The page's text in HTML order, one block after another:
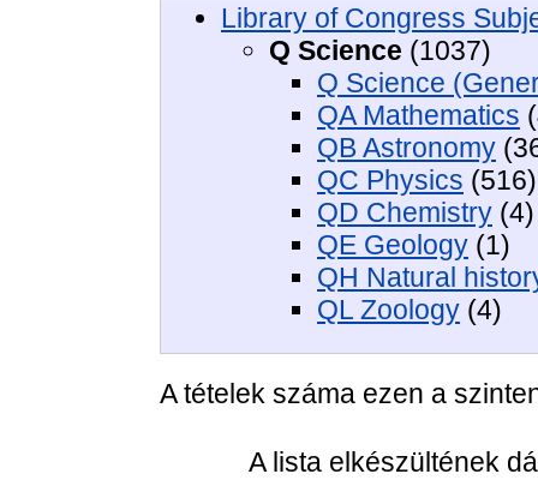
Library of Congress
Q Science (1037)
Q Science
QA Mathematics
QB Astronomy
QC Physics (516)
QD Chemistry (4)
QE Geology (1)
QH Natural
QL Zoology (4)
A tételek száma ezen a
A lista elkészültének